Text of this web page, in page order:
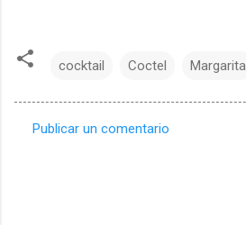
cocktail Coctel Margarita
Publicar un comentario